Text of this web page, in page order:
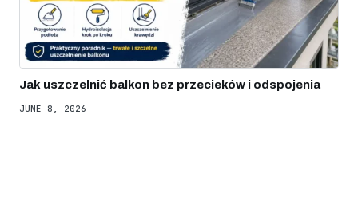
Jak uszczelnić balkon bez przecieków i odspojenia
JUNE 8, 2026